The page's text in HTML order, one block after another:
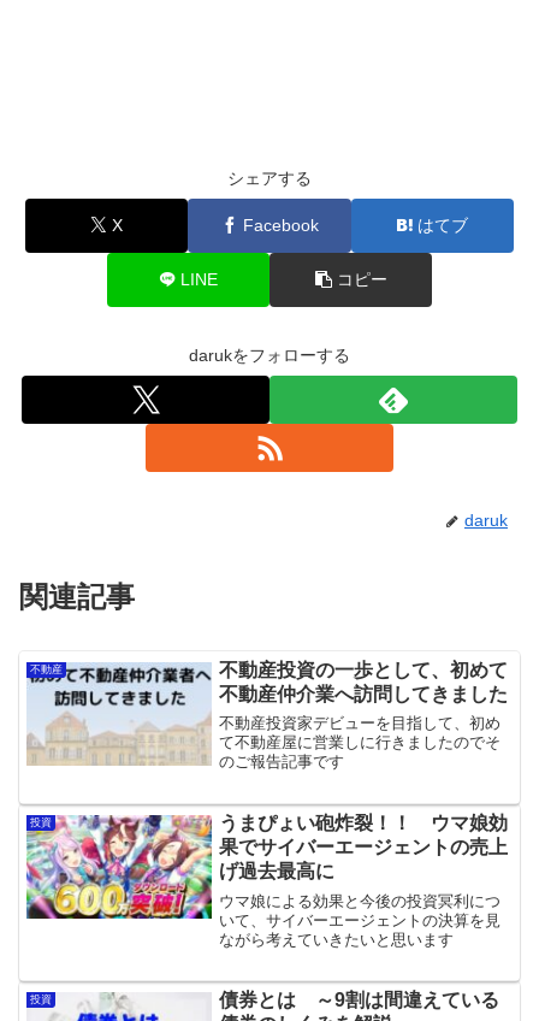
シェアする
X Facebook はてブ
LINE コピー
darukをフォローする
daruk
関連記事
不動産
不動産投資の一歩として、初めて
不動産仲介業へ訪問してきました
不動産投資家デビューを目指して、初め
て不動産屋に営業しに行きましたのでそ
のご報告記事です
投資
うまぴょい砲炸裂！！ ウマ娘効
果でサイバーエージェントの売上
げ過去最高に
ウマ娘による効果と今後の投資冥利につ
いて、サイバーエージェントの決算を見
ながら考えていきたいと思います
投資
債券とは ～9割は間違えている